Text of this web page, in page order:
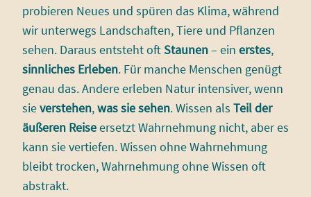
probieren Neues und spüren das Klima, während
wir unterwegs Landschaften, Tiere und Pflanzen
sehen. Daraus entsteht oftStaunen– ein erstes,
sinnliches Erleben. Für manche Menschen genügt
genau das. Andere erleben Natur intensiver, wenn
sieverstehen,was sie sehen. Wissen als Teil der
äußeren Reiseersetzt Wahrnehmung nicht, aber es
kann sie vertiefen. Wissen ohne Wahrnehmung
bleibt trocken, Wahrnehmung ohne Wissen oft
abstrakt.